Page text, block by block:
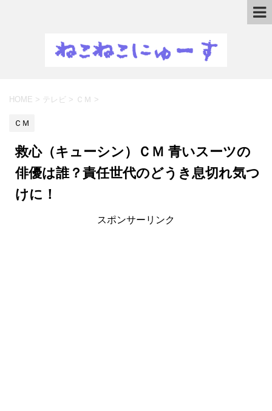
HOME > テレビ > ＣＭ >
ＣＭ
救心（キューシン）ＣＭ 青いスーツの
俳優は誰？責任世代のどうき息切れ気つ
けに！
スポンサーリンク